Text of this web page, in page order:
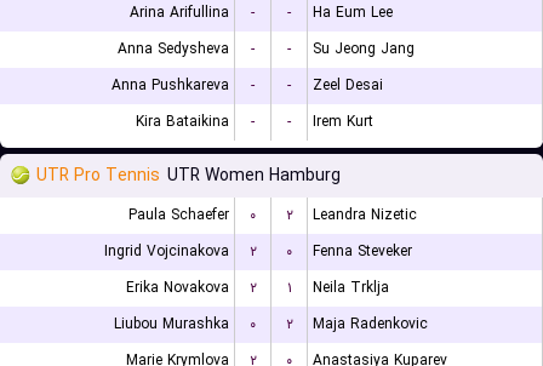
Arina Arifullina
- -
Ha Eum Lee
Anna Sedysheva
- -
Su Jeong Jang
Anna Pushkareva
- -
Zeel Desai
Kira Bataikina
- - Irem Kurt
UTR Pro Tennis UTR Women Hamburg
Paula Schaefer ۰ ۲
Leandra Nizetic
Ingrid Vojcinakova
۲ ۰
Fenna Steveker
Erika Novakova
۲ ۱
Neila Trklja
Liubou Murashka
۰ ۲
Maja Radenkovic
Marie Krymlova
۲ ۰ Anastasiya Kuparev